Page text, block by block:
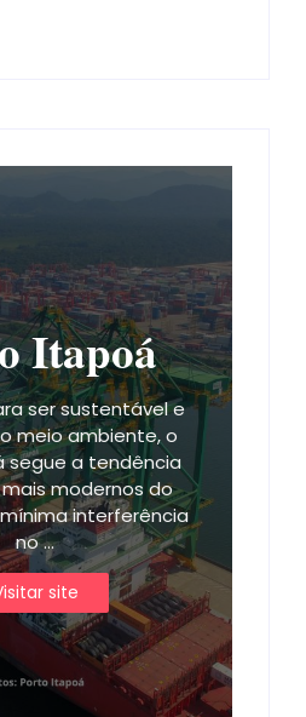
Itapoá
ser sustentável e
meio ambiente, o
segue a tendência
modernos do
interferência
no ...
site